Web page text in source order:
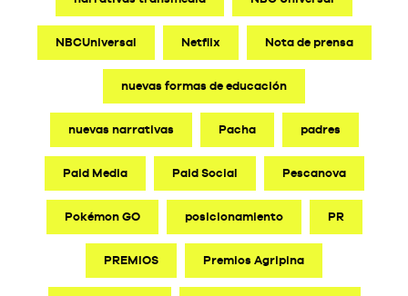
NBCUniversal Netflix Nota de prensa
nuevas formas de educación
nuevas narrativas Pacha padres
Paid Media Paid Social Pescanova
Pokémon GO posicionamiento PR
PREMIOS Premios Agripina